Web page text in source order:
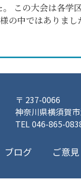
この大会は各学
中ではありま
〒 237-0066
神奈川県横須賀
TEL 046-865-
ブログ ご意